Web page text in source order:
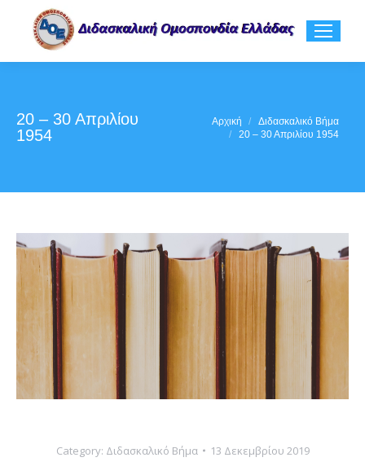
20 – 30 Απριλίου
1954
You are here:Αρχική
Διδασκαλικό Βήμα
20 – 30 Απριλίου 1954
Category: Διδασκαλικό Βήμα 13 Δεκεμβρίου 2019